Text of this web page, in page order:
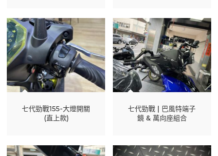
七代勁戰155-大燈開關
(直上款)
七代勁戰 | 巴風特端子
鏡 & 萬向座組合